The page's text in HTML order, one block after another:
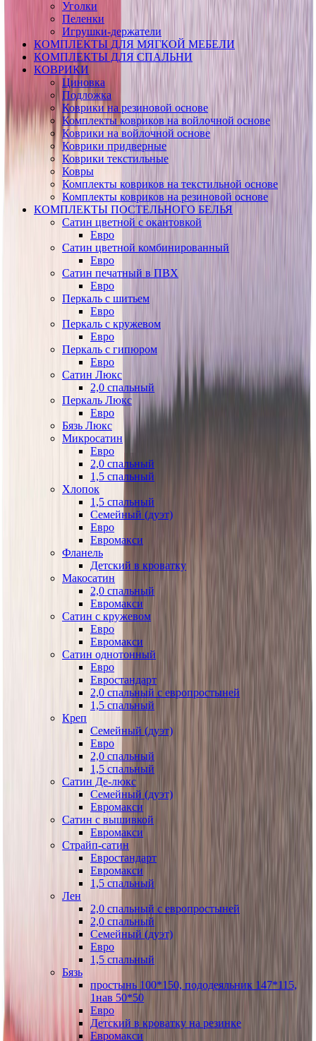
Уголки
Пеленки
Игрушки-держатели
КОМПЛЕКТЫ ДЛЯ МЯГКОЙ МЕБЕЛИ
КОМПЛЕКТЫ ДЛЯ СПАЛЬНИ
КОВРИКИ
Циновка
Подложка
Коврики на резиновой основе
Комплекты ковриков на войлочной основе
Коврики на войлочной основе
Коврики придверные
Коврики текстильные
Ковры
Комплекты ковриков на текстильной основе
Комплекты ковриков на резиновой основе
КОМПЛЕКТЫ ПОСТЕЛЬНОГО БЕЛЬЯ
Сатин цветной с окантовкой
Евро
Сатин цветной комбинированный
Евро
Сатин печатный в ПВХ
Евро
Перкаль с шитьем
Евро
Перкаль с кружевом
Евро
Перкаль с гипюром
Евро
Сатин Люкс
2,0 спальный
Перкаль Люкс
Евро
Бязь Люкс
Микросатин
Евро
2,0 спальный
1,5 спальный
Хлопок
1,5 спальный
Семейный (дуэт)
Евро
Евромакси
Фланель
Детский в кроватку
Макосатин
2,0 спальный
Евромакси
Сатин с кружевом
Евро
Евромакси
Сатин однотонный
Евро
Евростандарт
2,0 спальный с европростыней
1,5 спальный
Креп
Семейный (дуэт)
Евро
2,0 спальный
1,5 спальный
Сатин Де-люкс
Семейный (дуэт)
Евромакси
Сатин с вышивкой
Евромакси
Страйп-сатин
Евростандарт
Евромакси
1,5 спальный
Лен
2,0 спальный с европростыней
2,0 спальный
Семейный (дуэт)
Евро
1,5 спальный
Бязь
простынь 100*150, пододеяльник 147*115,
1нав 50*50
Евро
Детский в кроватку на резинке
Евромакси